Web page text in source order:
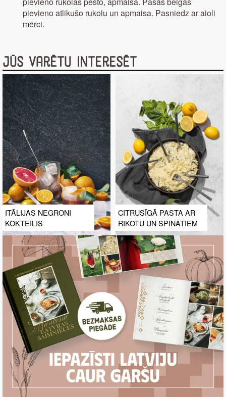
pievieno atlikušo rukolu un apmaisa. Pasniedz ar aioli
mērci.
Jūs varētu interesēt
ITĀLIJAS NEGRONI
KOKTEILIS
CITRUSĪGĀ PASTA AR
RIKOTU UN SPINĀTIEM